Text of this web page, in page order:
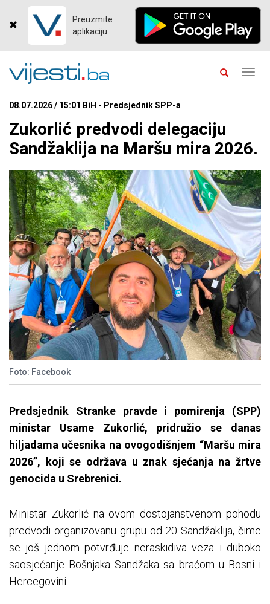
Preuzmite
aplikaciju
08.07.2026 / 15:01 BiH - Predsjednik SPP-a
Zukorlić predvodi delegaciju
Sandžaklija na Maršu mira 2026.
Foto: Facebook
Predsjednik Stranke pravde i pomirenja (SPP)
ministar Usame Zukorlić, pridružio se danas
hiljadama učesnika na ovogodišnjem “Maršu mira
2026”, koji se održava u znak sjećanja na žrtve
genocida u Srebrenici.
Ministar Zukorlić na ovom dostojanstvenom pohodu
predvodi organizovanu grupu od 20 Sandžaklija, čime
se još jednom potvrđuje neraskidiva veza i duboko
saosjećanje Bošnjaka Sandžaka sa braćom u Bosni i
Hercegovini.